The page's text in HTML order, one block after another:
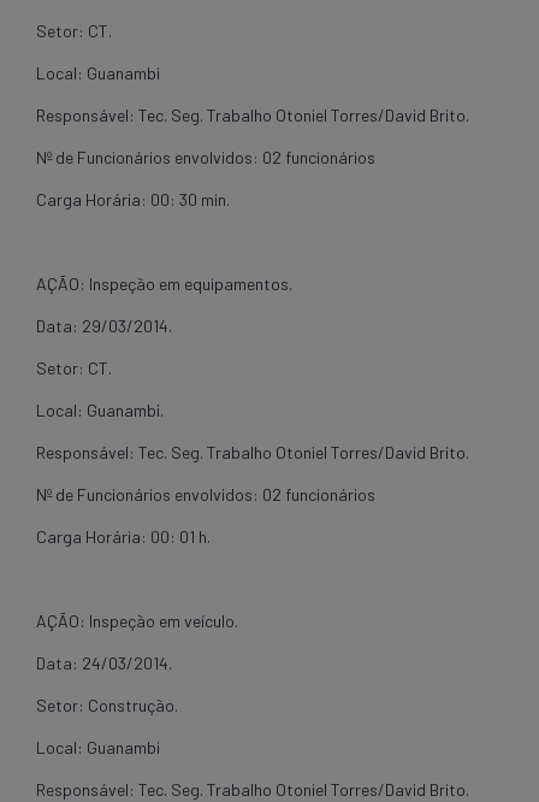
Setor: CT.
Local: Guanambi
Responsável: Tec. Seg. Trabalho Otoniel Torres/David Brito.
Nº de Funcionários envolvidos: 02 funcionários
Carga Horária: 00: 30 min.
AÇÃO: Inspeção em equipamentos.
Data: 29/03/2014.
Setor: CT.
Local: Guanambi.
Responsável: Tec. Seg. Trabalho Otoniel Torres/David Brito.
Nº de Funcionários envolvidos: 02 funcionários
Carga Horária: 00: 01 h.
AÇÃO: Inspeção em veículo.
Data: 24/03/2014.
Setor: Construção.
Local: Guanambi
Responsável: Tec. Seg. Trabalho Otoniel Torres/David Brito.